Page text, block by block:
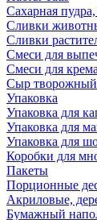
Сахарная
Сливки
Сливки
Смеси для
Смеси для
Сыр творожный
Упаковка
Упаковка для
Упаковка для
Упаковка для
Коробки для
Пакеты
Порционные
Акриловые,
Бумажный